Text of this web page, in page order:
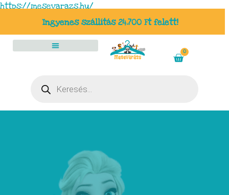
https://mesevarazs.hu/
Ingyenes szállítás 24.700 Ft felett!
0